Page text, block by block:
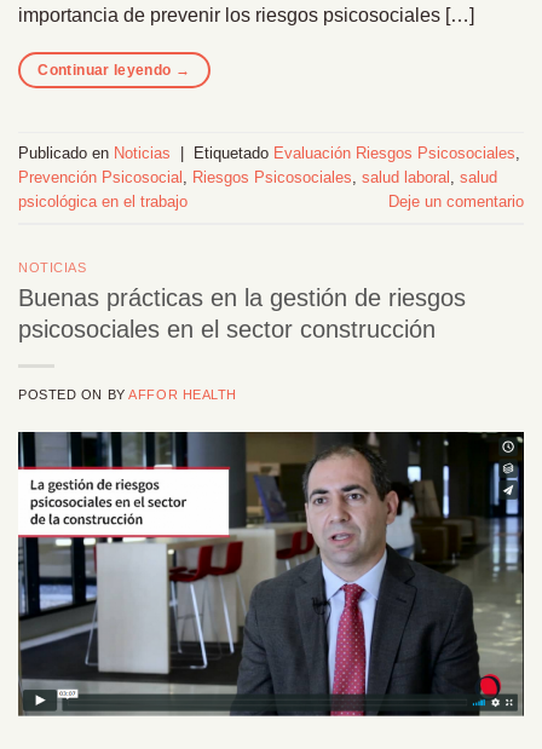
importancia de prevenir los riesgos psicosociales […]
Continuar leyendo →
Publicado en Noticias | Etiquetado Evaluación Riesgos Psicosociales
Prevención Psicosocial
Riesgos Psicosociales salud laboral salud
psicológica en el trabajo
Deje un comentario
NOTICIAS
Buenas prácticas en la gestión de riesgos
psicosociales en el sector construcción
POSTED ON BYAFFOR HEALTH